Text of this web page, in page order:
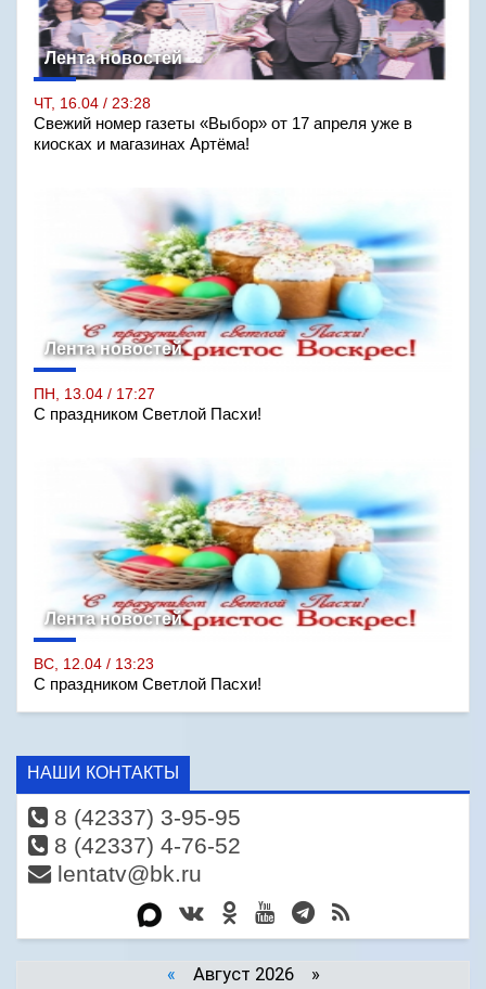
Лента новостей
ЧТ, 16.04 / 23:28
Свежий номер газеты «Выбор» от 17 апреля уже в
киосках и магазинах Артёма!
Лента новостей
ПН, 13.04 / 17:27
С праздником Светлой Пасхи!
Лента новостей
ВС, 12.04 / 13:23
С праздником Светлой Пасхи!
НАШИ КОНТАКТЫ
8 (42337) 3-95-95
8 (42337) 4-76-52
lentatv@bk.ru
« Август 2026 »